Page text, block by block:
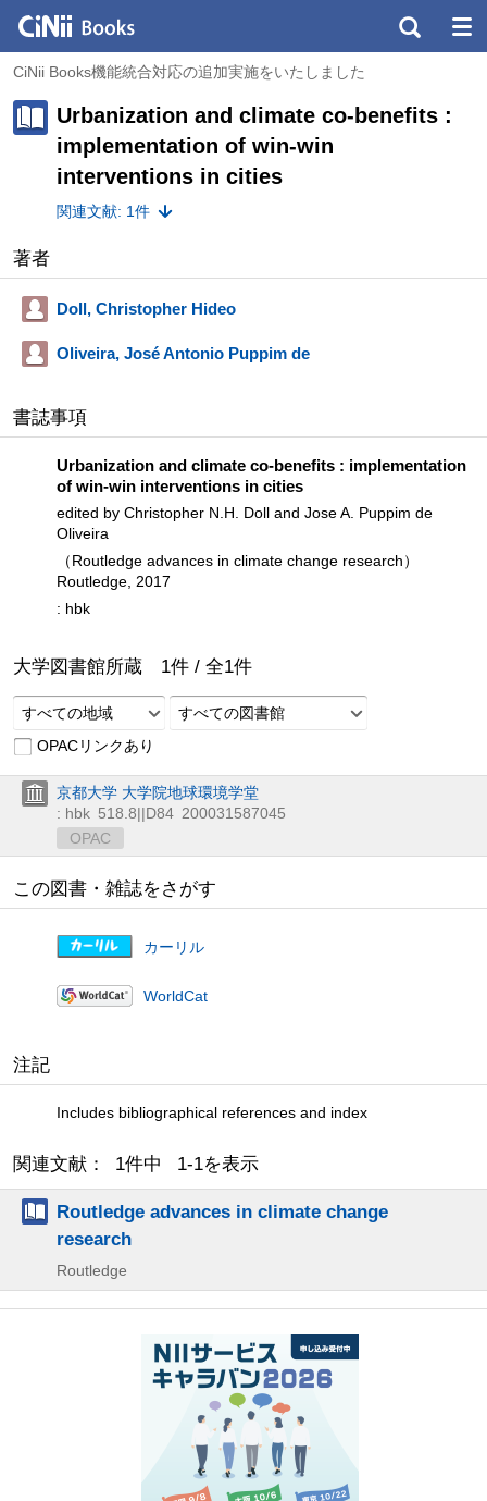
CiNii Books機能統合対応の追加実施をいたしました
Urbanization and climate co-benefits :
implementation of win-win
interventions in cities
関連文献: 1件
著者
Doll, Christopher Hideo
Oliveira, José Antonio Puppim de
書誌事項
Urbanization and climate co-benefits : implementation
of win-win interventions in cities
edited by Christopher N.H. Doll and Jose A. Puppim de
Oliveira
（Routledge advances in climate change research）
Routledge, 2017
: hbk
大学図書館所蔵 1件 / 全1件
すべての地域
すべての図書館
OPACリンクあり
京都大学 大学院地球環境学堂
: hbk 518.8||D84 200031587045
OPAC
この図書・雑誌をさがす
カーリル
WorldCat
注記
Includes bibliographical references and index
関連文献： 1件中 1-1を表示
Routledge advances in climate change
research
Routledge